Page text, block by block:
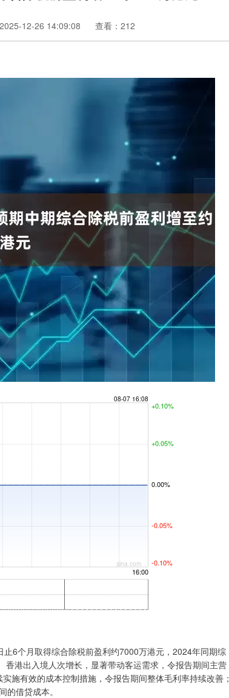
12-26 14:09:08 查看：212
6个月取得综合除税前盈利约7000万港元，2024年同期综
港出入境人次增长，显著带动客运需求，令报告期间主营
施有效的成本控制措施，令报告期间整体毛利率持续改善；
借贷成本。